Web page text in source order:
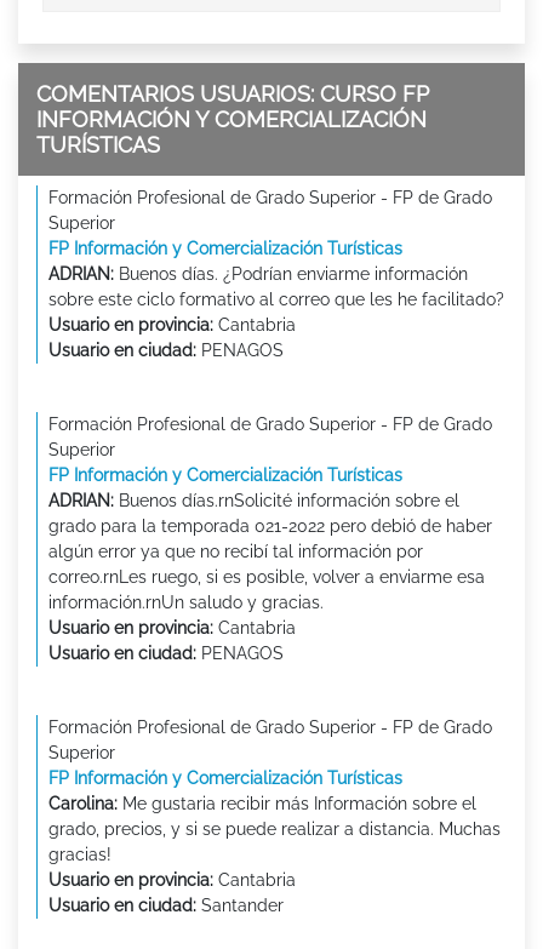
COMENTARIOS USUARIOS: CURSO FP
INFORMACIÓN Y COMERCIALIZACIÓN
TURÍSTICAS
Formación Profesional de Grado Superior - FP de Grado
Superior
FP Información y Comercialización Turísticas
ADRIAN: Buenos días. ¿Podrían enviarme información
sobre este ciclo formativo al correo que les he facilitado?
Usuario en provincia: Cantabria
Usuario en ciudad: PENAGOS
Formación Profesional de Grado Superior - FP de Grado
Superior
FP Información y Comercialización Turísticas
ADRIAN: Buenos días.rnSolicité información sobre el
grado para la temporada 021-2022 pero debió de haber
algún error ya que no recibí tal información por
correo.rnLes ruego, si es posible, volver a enviarme esa
información.rnUn saludo y gracias.
Usuario en provincia: Cantabria
Usuario en ciudad: PENAGOS
Formación Profesional de Grado Superior - FP de Grado
Superior
FP Información y Comercialización Turísticas
Carolina: Me gustaria recibir más Información sobre el
grado, precios, y si se puede realizar a distancia. Muchas
gracias!
Usuario en provincia: Cantabria
Usuario en ciudad: Santander